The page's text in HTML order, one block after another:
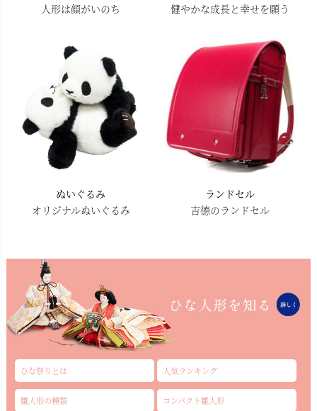
人形は顔がいのち
健やかな成長と幸せを願う
ぬいぐるみ
オリジナルぬいぐるみ
ランドセル
吉德のランドセル
ひな祭りとは 人気ランキング
雛人形の種類 コンパクト雛人形